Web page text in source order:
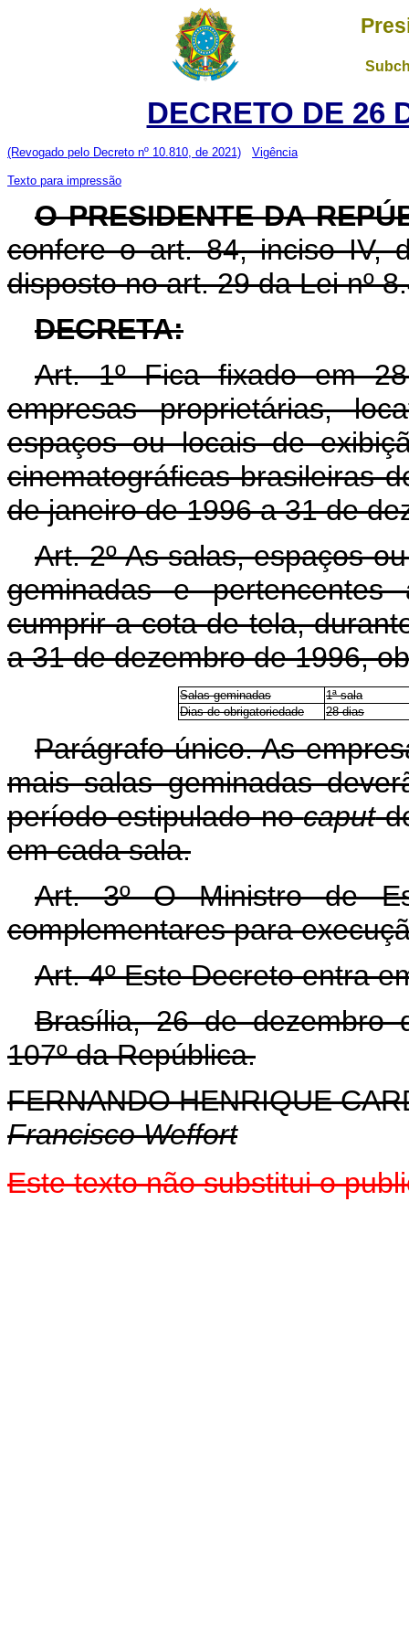
DECRETO DE 26
(Revogado pelo Decreto nº 10.810, de 2021) Vigência
Texto para impressão
O PRESIDENTE DA
confere o art. 84, inciso IV,
disposto no art. 29 da Lei nº
DECRETA:
Art. 1º Fica fixado em
empresas proprietárias,
espaços ou locais de
cinematográficas brasileiras
de janeiro de 1996 a 31 de
Art. 2º As salas, espaços
geminadas e
cumprir a cota de tela,
a 31 de dezembro de 1996,
Salas geminadas
1ª sala
Dias de obrigatoriedade
28 dias
Parágrafo único. As
mais salas geminadas
período estipulado nocaput
em cada sala.
Art. 3º O Ministro de
complementares para
Art. 4º Este Decreto entra
Brasília, 26 de dezembro
107º da República.
FERNANDO HENRIQUE
Francisco Weffort
Este texto não substitui o